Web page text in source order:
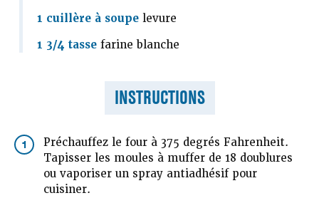
1 cuillère à soupe levure
1 3/4 tasse farine blanche
INSTRUCTIONS
1
Préchauffez le four à 375 degrés Fahrenheit.
Tapisser les moules à muffer de 18 doublures
ou vaporiser un spray antiadhésif pour
cuisiner.